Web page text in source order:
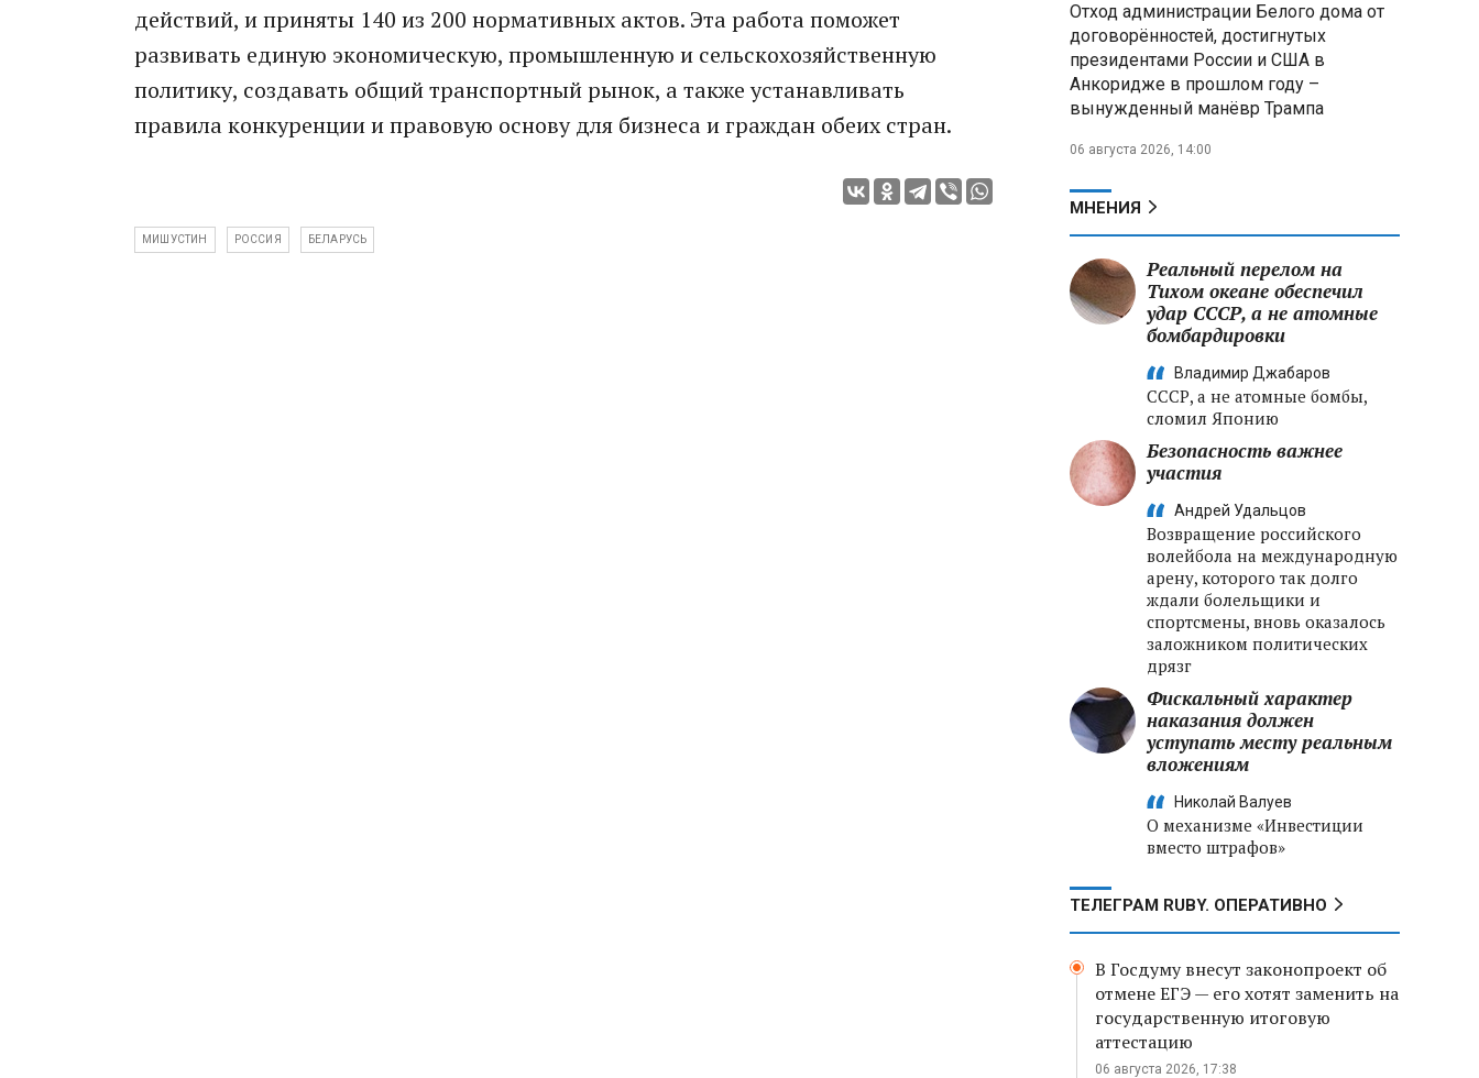
действий, и приняты 140 из 200 нормативных актов. Эта работа поможет
развивать единую экономическую, промышленную и сельскохозяйственную
политику, создавать общий транспортный рынок, а также устанавливать
правила конкуренции и правовую основу для бизнеса и граждан обеих стран.
МИШУСТИН РОССИЯ БЕЛАРУСЬ
Отход администрации Белого дома от
договорённостей, достигнутых
президентами России и США в
Анкоридже в прошлом году –
вынужденный манёвр Трампа
06 августа 2026, 14:00
МНЕНИЯ
Реальный перелом на
Тихом океане обеспечил
удар СССР, а не атомные
бомбардировки
Владимир Джабаров
СССР, а не атомные бомбы,
сломил Японию
Безопасность важнее
участия
Андрей Удальцов
Возвращение российского
волейбола на международную
арену, которого так долго
ждали болельщики и
спортсмены, вновь оказалось
заложником политических
дрязг
Фискальный характер
наказания должен
уступать месту реальным
вложениям
Николай Валуев
О механизме «Инвестиции
вместо штрафов»
ТЕЛЕГРАМ RUBY. ОПЕРАТИВНО
В Госдуму внесут законопроект об
отмене ЕГЭ — его хотят заменить на
государственную итоговую
аттестацию
06 августа 2026, 17:38